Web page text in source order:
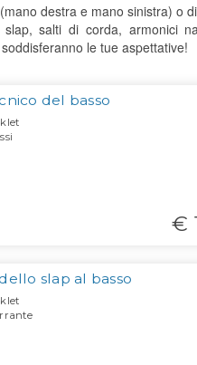
destra e mano sinistra) o
salti di corda, armonici
le tue aspettative!
del basso
€
slap al basso